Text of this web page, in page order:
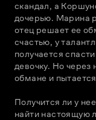
скандал, а
дочерью. Марина
отец решает ее
счастью, у
получается
девочку. Но через
обмане и
Получится ли у
найти настоящую